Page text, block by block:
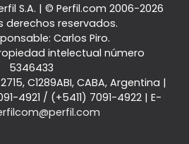
S.A. | © Perfil.com 2006-2026
derechos reservados.
Carlos Piro.
intelectual número
5346433
, C1289ABI, CABA, Argentina |
4921 / (+5411) 7091-4922| E-